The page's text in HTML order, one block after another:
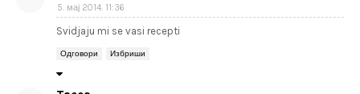
5. мај 2014. 11:36
Svidjaju mi se vasi recepti
Одговори Избриши